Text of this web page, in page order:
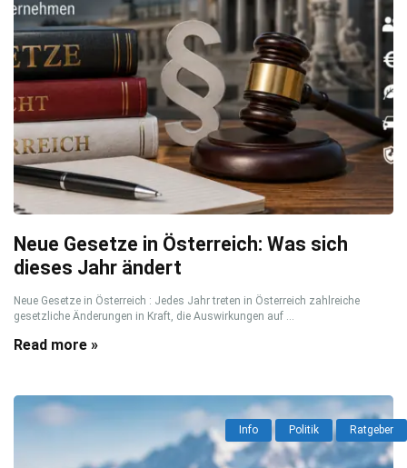
Neue Gesetze in Österreich: Was sich
dieses Jahr ändert
Neue Gesetze in Österreich : Jedes Jahr treten in Österreich zahlreiche
gesetzliche Änderungen in Kraft, die Auswirkungen auf ...
Read more »
Info Politik Ratgeber